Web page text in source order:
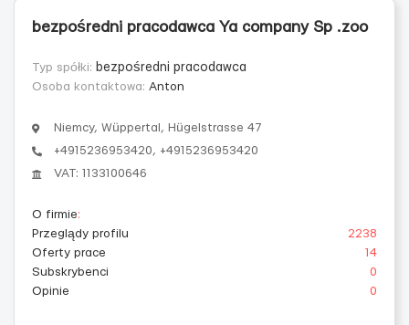
bezpośredni pracodawca Ya company Sp .zoo
Typ spółki: bezpośredni pracodawca
Osoba kontaktowa: Anton
Niemcy, Wüppertal, Hügelstrasse 47
+4915236953420, +4915236953420
VAT: 1133100646
O firmie:
Przeglądy profilu
2238
Oferty prace
14
Subskrybenci
0
Opinie
0